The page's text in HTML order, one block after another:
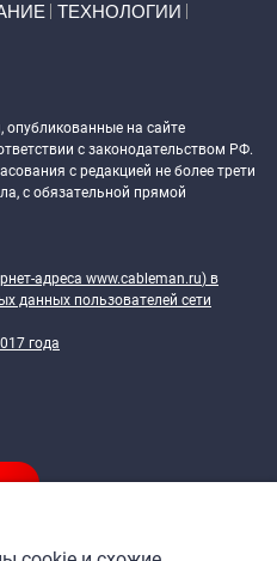
ТЕХНОЛОГИИ
опубликованные на сайте
с законодательством РФ.
с редакцией не более трети
с обязательной прямой
адреса www.cableman.ru) в
данных пользователей сети
года